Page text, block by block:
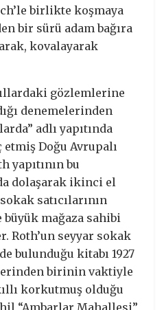
birlikte koşmaya
bir sürü adam bağıra
kovalayarak
gözlemlerine
denemelerinden
adlı yapıtında
etmiş Doğu Avrupalı
yapıtının bu
dolaşarak ikinci el
satıcılarının
mağaza sahibi
Roth’un seyyar sokak
bulunduğu kitabı 1927
birinin vaktiyle
korkutmuş olduğu
“Ambarlar Mahallesi”